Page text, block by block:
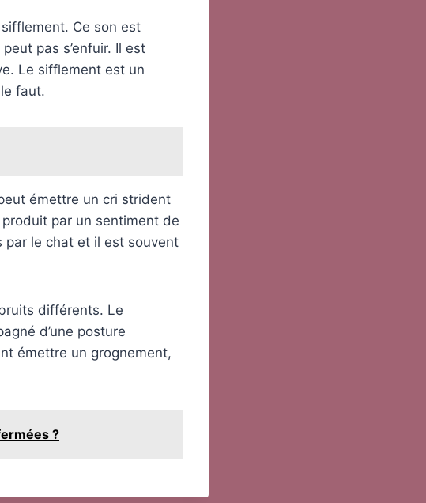
Ce son est
pas s’enfuir. Il est
Le sifflement est un
faut.
émettre un cri strident
par un sentiment de
le chat et il est souvent
différents. Le
d’une posture
émettre un grognement,
?